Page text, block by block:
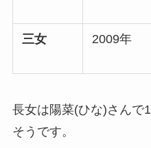
三女 2009年
長女は陽菜(ひな)さんで
そうです。